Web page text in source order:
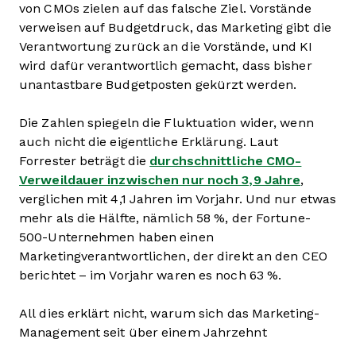
von CMOs zielen auf das falsche Ziel. Vorstände
verweisen auf Budgetdruck, das Marketing gibt die
Verantwortung zurück an die Vorstände, und KI
wird dafür verantwortlich gemacht, dass bisher
unantastbare Budgetposten gekürzt werden.
Die Zahlen spiegeln die Fluktuation wider, wenn
auch nicht die eigentliche Erklärung. Laut
Forrester beträgt die durchschnittliche CMO-
Verweildauer inzwischen nur noch 3,9 Jahre,
verglichen mit 4,1 Jahren im Vorjahr. Und nur etwas
mehr als die Hälfte, nämlich 58 %, der Fortune-
500-Unternehmen haben einen
Marketingverantwortlichen, der direkt an den CEO
berichtet – im Vorjahr waren es noch 63 %.
All dies erklärt nicht, warum sich das Marketing-
Management seit über einem Jahrzehnt